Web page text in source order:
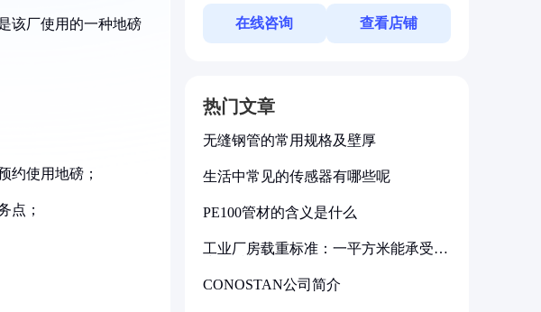
该厂使用的一种地磅
约使用地磅；
点；
在线咨询 查看店铺
热门文章
无缝钢管的常用规格及壁厚
生活中常见的传感器有哪些呢
PE100管材的含义是什么
工业厂房载重标准：一平方米能承受多
CONOSTAN公司简介